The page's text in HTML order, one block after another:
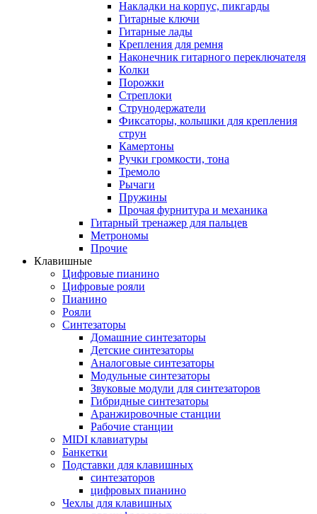
Накладки на корпус, пикгарды
Гитарные ключи
Гитарные лады
Крепления для ремня
Наконечник гитарного переключателя
Колки
Порожки
Стреплоки
Струнодержатели
Фиксаторы, колышки для крепления
струн
Камертоны
Ручки громкости, тона
Тремоло
Рычаги
Пружины
Прочая фурнитура и механика
Гитарный тренажер для пальцев
Метрономы
Прочие
Клавишные
Цифровые пианино
Цифровые рояли
Пианино
Рояли
Синтезаторы
Домашние синтезаторы
Детские синтезаторы
Аналоговые синтезаторы
Модульные синтезаторы
Звуковые модули для синтезаторов
Гибридные синтезаторы
Аранжировочные станции
Рабочие станции
MIDI клавиатуры
Банкетки
Подставки для клавишных
синтезаторов
цифровых пианино
Чехлы для клавишных